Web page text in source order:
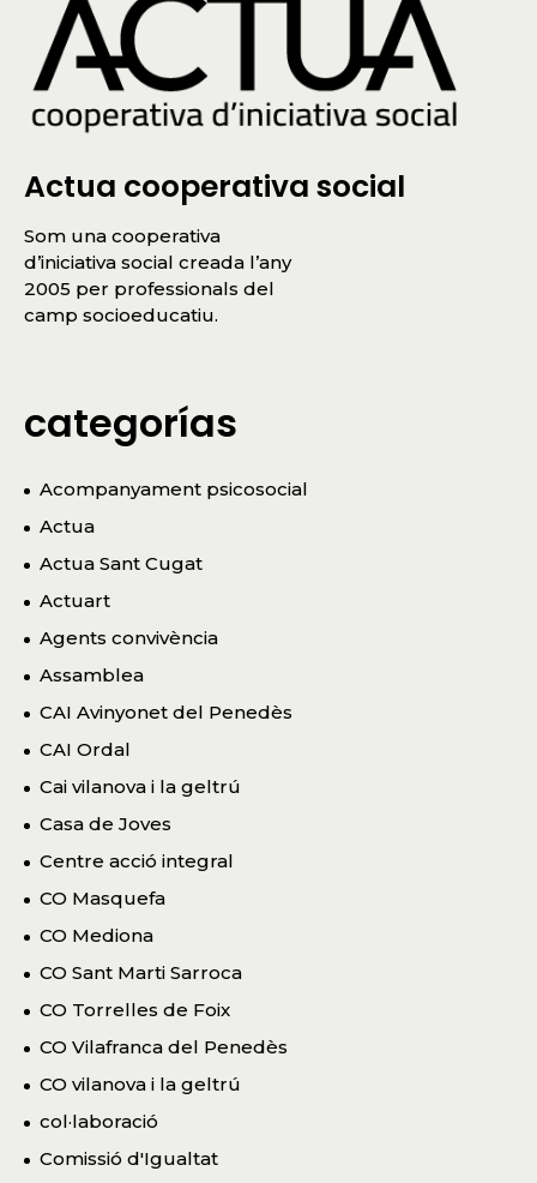
Actua cooperativa social
Som una cooperativa
d’iniciativa social creada l’any
2005 per professionals del
camp socioeducatiu.
categorías
Acompanyament psicosocial
Actua
Actua Sant Cugat
Actuart
Agents convivència
Assamblea
CAI Avinyonet del Penedès
CAI Ordal
Cai vilanova i la geltrú
Casa de Joves
Centre acció integral
CO Masquefa
CO Mediona
CO Sant Marti Sarroca
CO Torrelles de Foix
CO Vilafranca del Penedès
CO vilanova i la geltrú
col·laboració
Comissió d'Igualtat